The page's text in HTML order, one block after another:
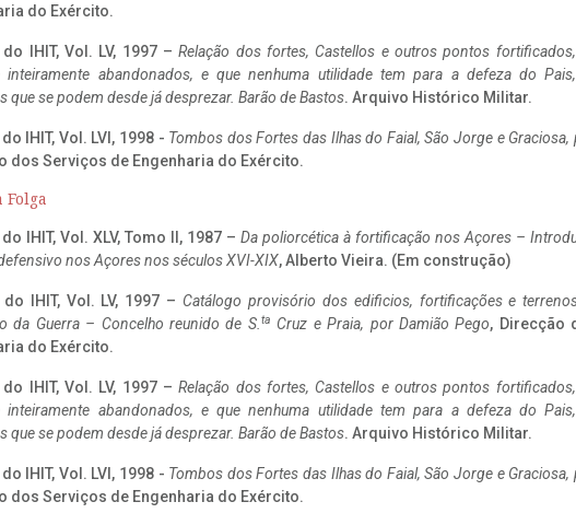
do Exército.
IHIT, Vol. LV, 1997 –Relação dos fortes, Castellos e outros pontos
inteiramente abandonados, e que nenhuma utilidade tem para a defeza do
que se podem desde já desprezar. Barão de Bastos. Arquivo Histórico Militar.
IHIT, Vol. LVI, 1998 - Tombos dos Fortes das Ilhas do Faial, São Jorge e Graciosa,
dos Serviços de Engenharia do Exército.
Folga
IHIT, Vol. XLV, Tomo II, 1987 – Da poliorcética à fortificação nos Açores –
nos Açores nos séculos XVI-XIX, Alberto Vieira. (Em construção)
IHIT, Vol. LV, 1997 – Catálogo provisório dos edificios, fortificações e
da Guerra – Concelho reunido de S. ta Cruz e Praia, por Damião Pego, Direcção
do Exército.
IHIT, Vol. LV, 1997 –Relação dos fortes, Castellos e outros pontos
inteiramente abandonados, e que nenhuma utilidade tem para a defeza do
que se podem desde já desprezar. Barão de Bastos. Arquivo Histórico Militar.
IHIT, Vol. LVI, 1998 - Tombos dos Fortes das Ilhas do Faial, São Jorge e Graciosa,
dos Serviços de Engenharia do Exército.